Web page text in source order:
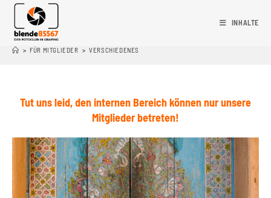
INHALTE
> FÜR MITGLIEDER > VERSCHIEDENES
Tut uns leid, den internen Bereich können nur unsere
Mitglieder betreten!